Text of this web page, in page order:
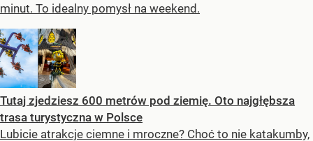
minut. To idealny pomysł na weekend.
Tutaj zjedziesz 600 metrów pod ziemię. Oto najgłębsza
trasa turystyczna w Polsce
Lubicie atrakcje ciemne i mroczne? Choć to nie katakumby,